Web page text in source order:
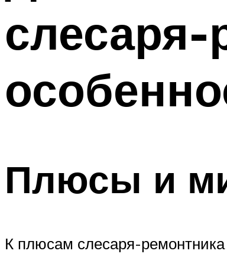
слесаря-
Плюсы и
К плюсам слесаря-